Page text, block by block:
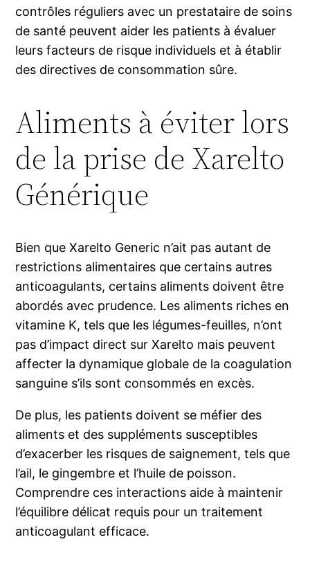
contrôles réguliers avec un prestataire de soins
de santé peuvent aider les patients à évaluer
leurs facteurs de risque individuels et à établir
des directives de consommation sûre.
Aliments à éviter lors
de la prise de Xarelto
Générique
Bien que Xarelto Generic n’ait pas autant de
restrictions alimentaires que certains autres
anticoagulants, certains aliments doivent être
abordés avec prudence. Les aliments riches en
vitamine K, tels que les légumes-feuilles, n’ont
pas d’impact direct sur Xarelto mais peuvent
affecter la dynamique globale de la coagulation
sanguine s’ils sont consommés en excès.
De plus, les patients doivent se méfier des
aliments et des suppléments susceptibles
d’exacerber les risques de saignement, tels que
l’ail, le gingembre et l’huile de poisson.
Comprendre ces interactions aide à maintenir
l’équilibre délicat requis pour un traitement
anticoagulant efficace.